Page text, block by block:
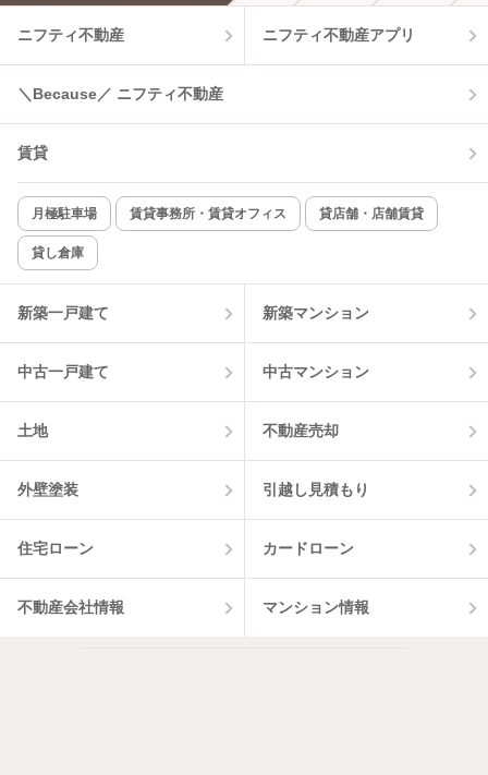
温水洗浄便座 オートロック
コンロ2口以上
新着のみ インターネット無料
該当件数:
物件一覧に反映
ニフティ不動産 ニフティ不動産アプリ
＼Because／ ニフティ不動産
賃貸
月極駐車場 賃貸事務所・賃貸オフィス 貸店舗・店舗賃貸
貸し倉庫
新築一戸建て 新築マンション
中古一戸建て 中古マンション
土地 不動産売却
外壁塗装 引越し見積もり
住宅ローン カードローン
不動産会社情報 マンション情報